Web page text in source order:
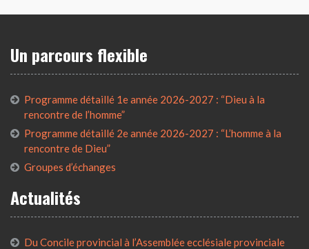
Un parcours flexible
Programme détaillé 1e année 2026-2027 : “Dieu à la
rencontre de l’homme”
Programme détaillé 2e année 2026-2027 : “L’homme à la
rencontre de Dieu”
Groupes d’échanges
Actualités
Du Concile provincial à l’Assemblée ecclésiale provinciale